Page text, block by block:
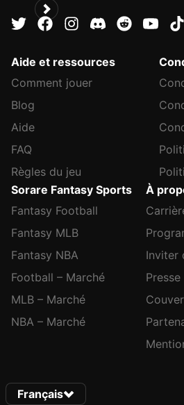
Aide et ressources
Comment jouer
Blog
Aide
FAQ
Règles du jeu
Sorare Fantasy Sports
Fantasy Football
Fantasy MLB
Fantasy NBA
Football – Marché
MLB – Marché
NBA – Marché
À
Inviter
Presse
Français